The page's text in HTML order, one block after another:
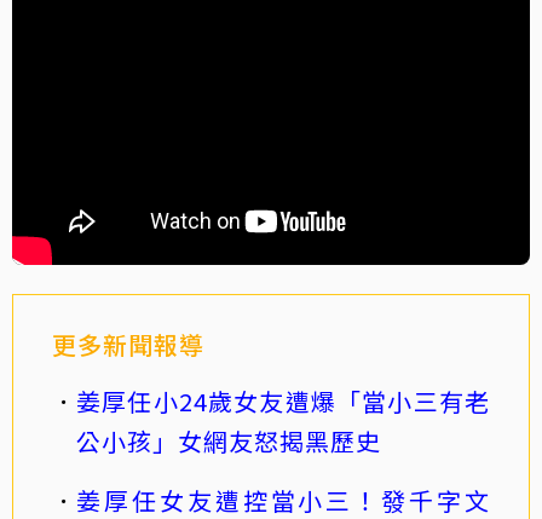
更多新聞報導
姜厚任小24歲女友遭爆「當小三有老
公小孩」女網友怒揭黑歷史
姜厚任女友遭控當小三！發千字文